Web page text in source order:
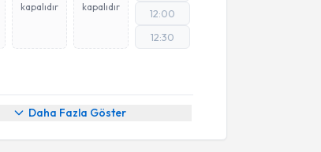
kapalıdır
kapalıdır
12:00
12:30
Daha Fazla Göster